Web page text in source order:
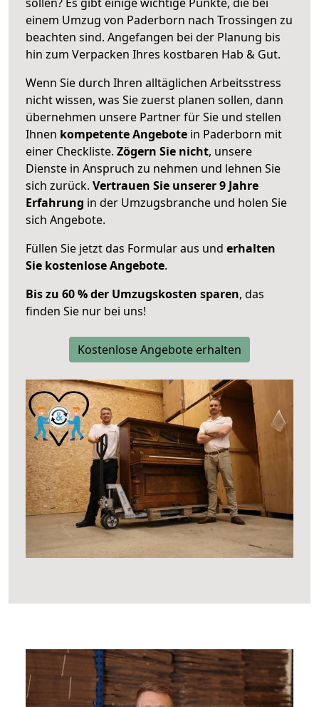
einem Umzug von Paderborn nach Trossingen zu
beachten sind. Angefangen bei der Planung bis
hin zum Verpacken Ihres kostbaren Hab & Gut.
Wenn Sie durch Ihren alltäglichen Arbeitsstress
nicht wissen, was Sie zuerst planen sollen, dann
übernehmen unsere Partner für Sie und stellen
Ihnen kompetente Angebote in Paderborn mit
einer Checkliste. Zögern Sie nicht, unsere
Dienste in Anspruch zu nehmen und lehnen Sie
sich zurück. Vertrauen Sie unserer 9 Jahre
Erfahrung in der Umzugsbranche und holen Sie
sich Angebote.
Füllen Sie jetzt das Formular aus und erhalten
Sie kostenlose Angebote.
Bis zu 60 % der Umzugskosten sparen, das
finden Sie nur bei uns!
Kostenlose Angebote erhalten